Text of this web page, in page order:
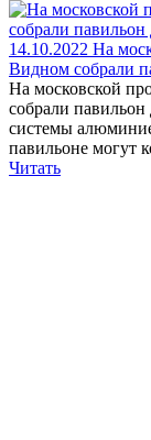
14.10.2022 На
Видном собрали
На московской
собрали
системы
павильоне могут
Читать